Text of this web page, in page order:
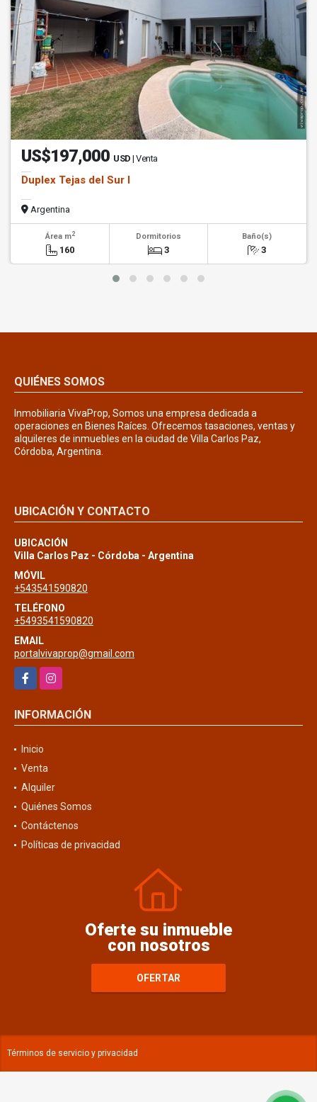
US$197,000 USD | Venta
Duplex Tejas del Sur I
Argentina
Área m2
160
Dormitorios
3
Baño(s)
3
QUIÉNES SOMOS
Inmobiliaria VivaProp, Somos una empresa dedicada a
operaciones en Bienes Raíces. Ofrecemos tasaciones, ventas y
alquileres de inmuebles en la ciudad de Villa Carlos Paz,
Córdoba, Argentina.
UBICACIÓN Y CONTACTO
UBICACIÓN
Villa Carlos Paz - Córdoba - Argentina
MÓVIL
+543541590820
TELÉFONO
+5493541590820
EMAIL
portalvivaprop@gmail.com
FacebookInstagram
INFORMACIÓN
Inicio
Venta
Alquiler
Quiénes Somos
Contáctenos
Políticas de privacidad
Oferte su inmueble
con nosotros
OFERTAR
Términos de servicio y privacidad